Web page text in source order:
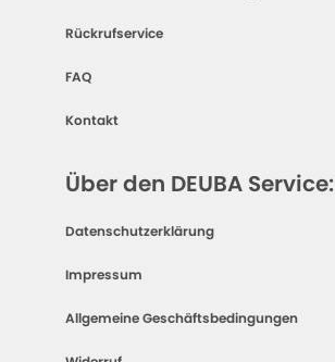
Rückrufservice
FAQ
Kontakt
Über den DEUBA Service:
Datenschutzerklärung
Impressum
Allgemeine Geschäftsbedingungen